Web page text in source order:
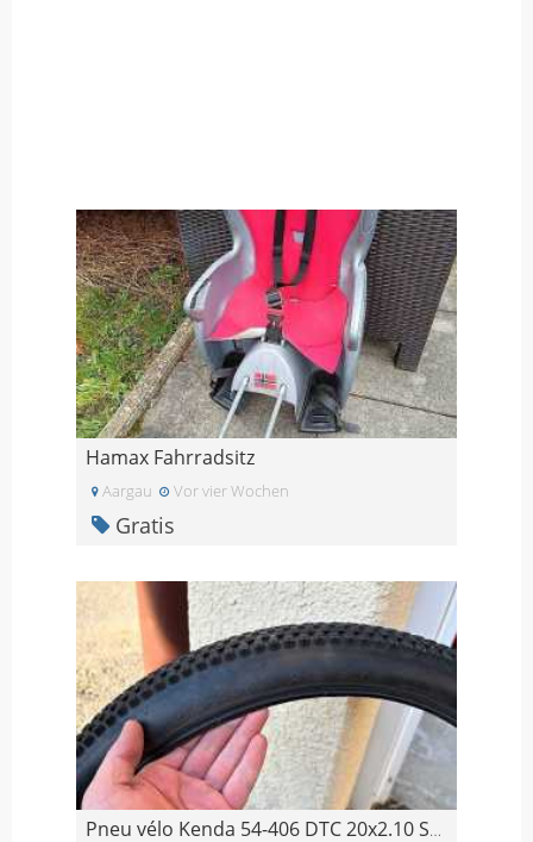
Hamax Fahrradsitz
Aargau Vor vier Wochen
Gratis
Pneu vélo Kenda 54-406 DTC 20x2.10 SMALL BLOCK EIG